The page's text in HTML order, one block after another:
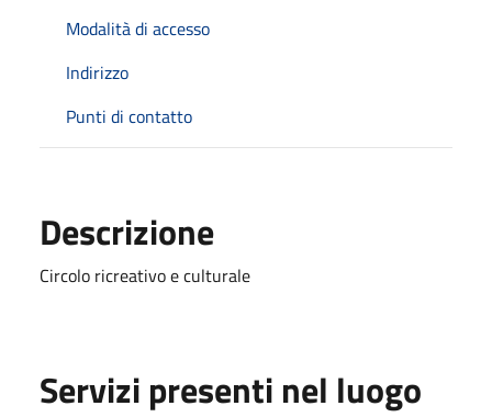
Modalità di accesso
Indirizzo
Punti di contatto
Descrizione
Circolo ricreativo e culturale
Servizi presenti nel luogo